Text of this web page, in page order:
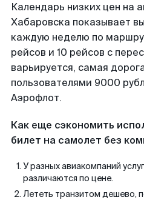
Календарь низких цен на
Хабаровска показывает
каждую неделю по
рейсов и 10 рейсов с
варьируется, самая
пользователями 9000
Аэрофлот.
Как еще сэкономить
билет на самолет без
У разных авиакомпаний
различаются по цене.
Лететь транзитом дешево,